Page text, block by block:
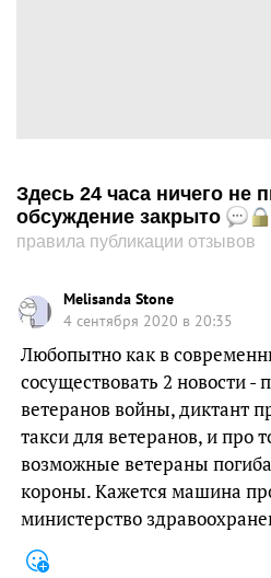
Здесь 24 часа ничего не
обсуждение закрыто
правила публикации отзывов
Melisanda Stone
4 сентября 2020 в 20:35
Любопытно как в
сосуществовать 2 новости -
ветеранов войны, диктант
такси для ветеранов, и про
возможные ветераны
короны. Кажется машина
министерство